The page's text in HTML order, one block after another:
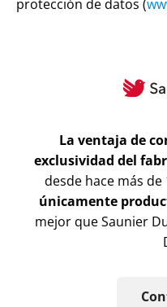
protección de datos (
La ventaja de
exclusividad del
desde hace más
únicamente
mejor que Saunier